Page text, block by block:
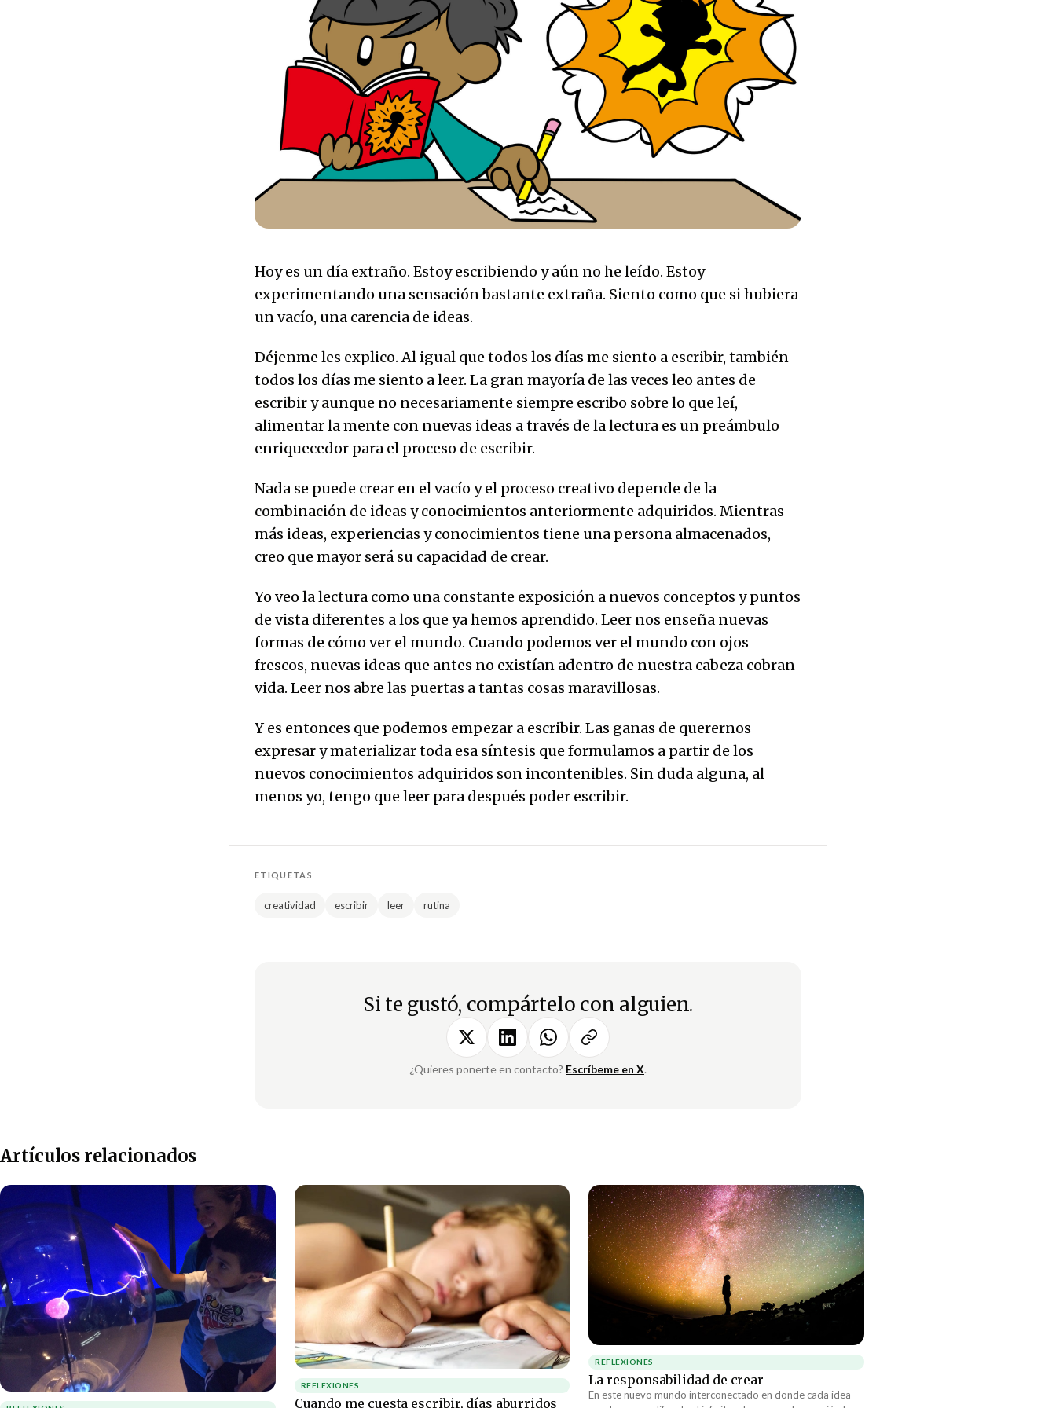
Hoy es un día extraño. Estoy escribiendo y aún no he leído. Estoy
experimentando una sensación bastante extraña. Siento como que si hubiera
un vacío, una carencia de ideas.
Déjenme les explico. Al igual que todos los días me siento a escribir, también
todos los días me siento a leer. La gran mayoría de las veces leo antes de
escribir y aunque no necesariamente siempre escribo sobre lo que leí,
alimentar la mente con nuevas ideas a través de la lectura es un preámbulo
enriquecedor para el proceso de escribir.
Nada se puede crear en el vacío y el proceso creativo depende de la
combinación de ideas y conocimientos anteriormente adquiridos. Mientras
más ideas, experiencias y conocimientos tiene una persona almacenados,
creo que mayor será su capacidad de crear.
Yo veo la lectura como una constante exposición a nuevos conceptos y puntos
de vista diferentes a los que ya hemos aprendido. Leer nos enseña nuevas
formas de cómo ver el mundo. Cuando podemos ver el mundo con ojos
frescos, nuevas ideas que antes no existían adentro de nuestra cabeza cobran
vida. Leer nos abre las puertas a tantas cosas maravillosas.
Y es entonces que podemos empezar a escribir. Las ganas de querernos
expresar y materializar toda esa síntesis que formulamos a partir de los
nuevos conocimientos adquiridos son incontenibles. Sin duda alguna, al
menos yo, tengo que leer para después poder escribir.
ETIQUETAS
creatividad escribir leer rutina
Si te gustó, compártelo con alguien.
¿Quieres ponerte en contacto? Escríbeme en X.
Artículos relacionados
REFLEXIONES
Cuando me cuesta escribir, días aburridos
REFLEXIONES
La responsabilidad de crear
En este nuevo mundo interconectado en donde cada idea